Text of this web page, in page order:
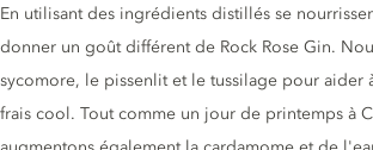
Description du gin
En utilisant des ingrédients distillés se
donner un goût différent de Rock Rose Gin.
sycomore, le pissenlit et le tussilage pour aider
frais cool. Tout comme un jour de printemps à